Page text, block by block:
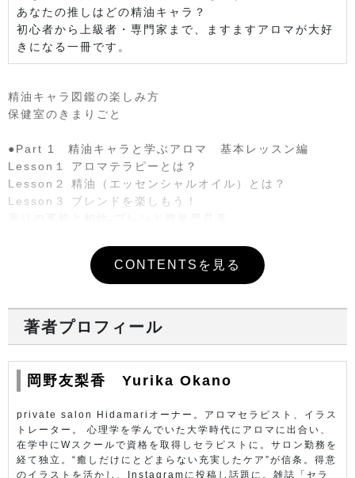
あなたの推しはどの精油キャラ？
初心者から上級者・専門家まで、ますますアロマが大好
きになる一冊です。
精油キャラ図鑑の楽しみ方
保健室のきまりごと
●Part 1 精油キャラと学ぶアロマ 基本レッスン編
Lesson１ アロマテラピーとは？
Lesson２ 精油（エッセンシャルオイル）とは？
Lesson３ ブレンドを楽しもう！
●Part 2 精油の保健室 お悩み解決編
Case１ 風邪予防・免疫力アップ！
Case２ 冷え対策＆温め
Case３ 不眠＆ストレス対策
Case６ デトックス①
Case７ デトックス②
Case８ 咳・花粉症
Case９ 肩凝り・腰痛
Case10 頭痛
Case11 日焼け＆夏バテ
CONTENTSを見る
著者プロフィール
岡野友梨香 Yurika Okano
private salon Hidamariオーナー。アロマセラピスト、イラス
トレーター。 心理学を学んでいた大学時代にアロマに出合い、
在学中にWスクールで資格を取得しセラピストに。サロン勤務を
経て独立。“癒しだけにとどまらない充実したケア”が信条。得意
のイラストを活かし、Instagramに投稿し話題に。雑誌「セラ